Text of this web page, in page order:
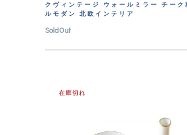
クヴィンテージ ウォールミラー チーク
ルモダン 北欧インテリア
SoldOut
在庫切れ